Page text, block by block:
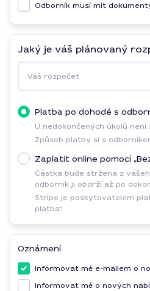
Odborník musí mít
Jaký je váš plánovaný
Váš rozpočet
Platba po dohodě s
U nedokončených úkolů
Způsob platby si s
Zaplatit online pomocí
Částka bude stržena z
odborník ji obdrží až po
Stripe je poskytovatelem
platba“.
Oznámení
Informovat mě e-mailem o
Informovat mě o nových